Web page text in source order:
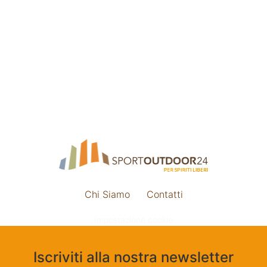
Chi Siamo Contatti
Iscriviti alla nostra newsletter